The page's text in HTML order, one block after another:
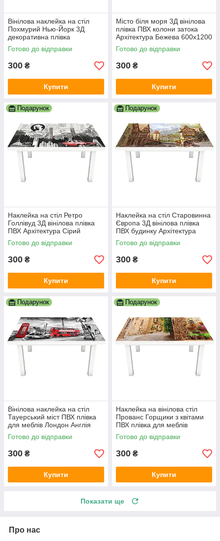
Вінілова наклейка на стіл
Похмурий Нью-Йорк 3Д
декоративна плівка
хмарочоси Місто Сірий
600х1200 мм
Готово до відправки
300 ₴
Купити
Місто біля моря 3Д вінілова
плівка ПВХ колони затока
Архітектура Бежева 600х1200
мм
Готово до відправки
300 ₴
Купити
Подарунок
Наклейка на стіл Ретро
Голлівуд 3Д вінілова плівка
ПВХ Архітектура Сірий
600х1200 мм
Готово до відправки
300 ₴
Купити
Подарунок
Наклейка на стіл Старовинна
Європа 3Д вінілова плівка
ПВХ будинку Архітектура
Бежевий 600х1200 мм
Готово до відправки
300 ₴
Купити
Подарунок
Вінілова наклейка на стіл
Тауерський міст ПВХ плівка
для меблів Лондон Англія
Сірий 600х1200 мм
Готово до відправки
300 ₴
Купити
Подарунок
Наклейка на вінілова стіл
Прованс Горщики з квітами
ПВХ плівка для меблів
інтер'єрна 3D вулиці
600х1200 мм
Готово до відправки
300 ₴
Купити
Показати ще
Про нас